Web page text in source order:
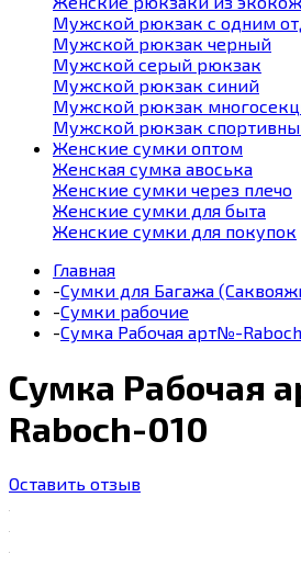
Мужской рюкзак с одним
Мужской рюкзак черный
Мужской серый рюкзак
Мужской рюкзак синий
Мужской рюкзак
Мужской рюкзак
Женские сумки оптом
Женская сумка авоська
Женские сумки через плечо
Женские сумки для быта
Женские сумки для покупок
Главная
-Сумки для Багажа
-Сумки рабочие
-Сумка Рабочая арт№-
Сумка Рабочая
Raboch-010
Оставить отзыв